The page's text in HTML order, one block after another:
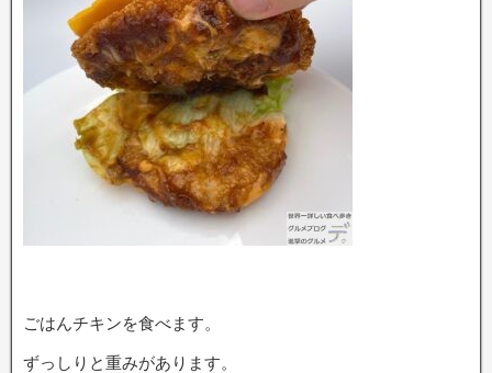
ごはんチキンを食べます。
ずっしりと重みがあります。